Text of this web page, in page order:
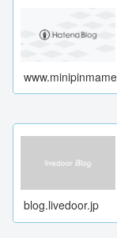
blog.livedoor.jp